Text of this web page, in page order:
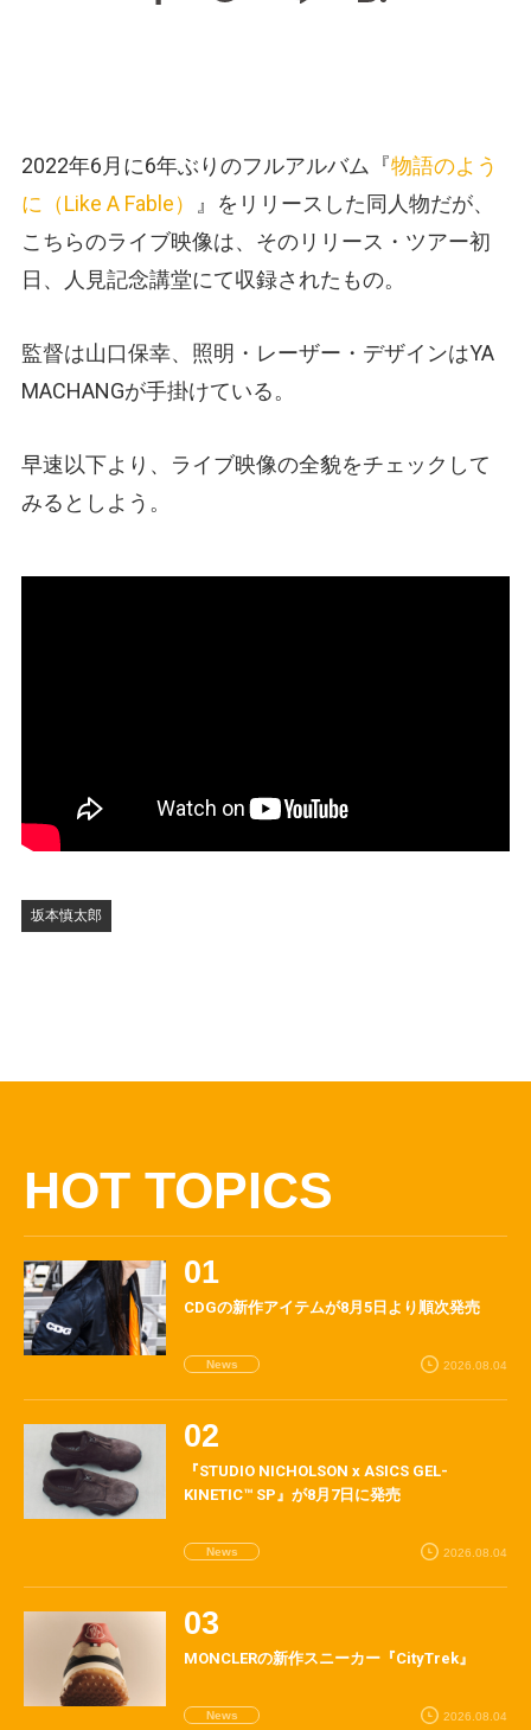
2022年6月に6年ぶりのフルアルバム『物語のよう
に（Like A Fable）
』をリリースした同人物だが、
こちらのライブ映像は、そのリリース・ツアー初
日、人見記念講堂にて収録されたもの。
監督は山口保幸、照明・レーザー・デザインはYA
MACHANGが手掛けている。
早速以下より、ライブ映像の全貌をチェックして
みるとしよう。
坂本慎太郎
HOT TOPICS
CDGの新作アイテムが8月5日より順次発売
News 2026.08.04
『STUDIO NICHOLSON x ASICS GEL-
KINETIC™ SP』が8月7日に発売
News 2026.08.04
MONCLERの新作スニーカー『CityTrek』
News 2026.08.04